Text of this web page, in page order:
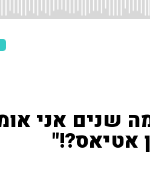
שנים אני
אטיאס?!"